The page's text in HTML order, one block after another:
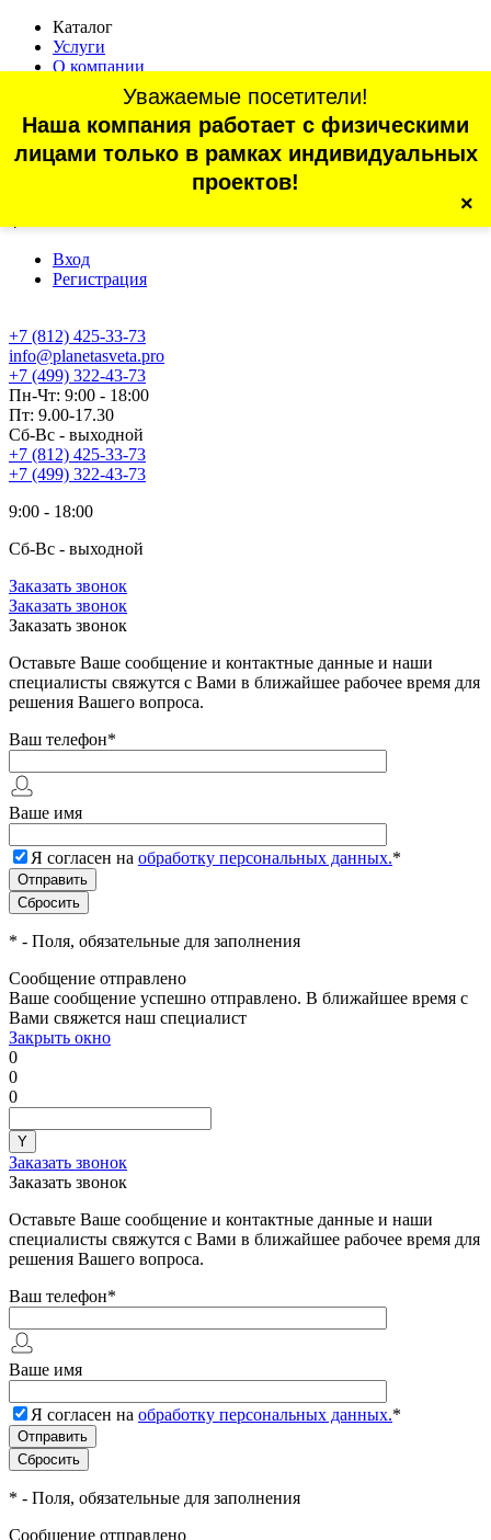
Каталог
Услуги
О компании
Статьи
Контакты
Отзывы
г. Санкт-Петербург, проспект Обуховской Обороны, 70, корп.
Вход
Регистрация
+7 (812) 425-33-73
Уважаемые посетители!
Наша компания работает с физическими
лицами только в рамках индивидуальных
проектов!
×
info@planetasveta.pro
+7 (499) 322-43-73
Пн-Чт: 9:00 - 18:00
Пт: 9.00-17.30
Сб-Вс - выходной
+7 (812) 425-33-73
+7 (499) 322-43-73
9:00 - 18:00
Сб-Вс - выходной
Заказать звонок
Заказать звонок
Заказать звонок
Оставьте Ваше сообщение и контактные данные и наши
специалисты свяжутся с Вами в ближайшее рабочее время для
решения Вашего вопроса.
Ваш телефон*
Ваше имя
Я согласен на обработку персональных данных.*
* - Поля, обязательные для заполнения
Сообщение отправлено
Ваше сообщение успешно отправлено. В ближайшее время с
Вами свяжется наш специалист
Закрыть окно
0
0
0
Заказать звонок
Заказать звонок
Оставьте Ваше сообщение и контактные данные и наши
специалисты свяжутся с Вами в ближайшее рабочее время для
решения Вашего вопроса.
Ваш телефон*
Ваше имя
Я согласен на обработку персональных данных.*
* - Поля, обязательные для заполнения
Сообщение отправлено